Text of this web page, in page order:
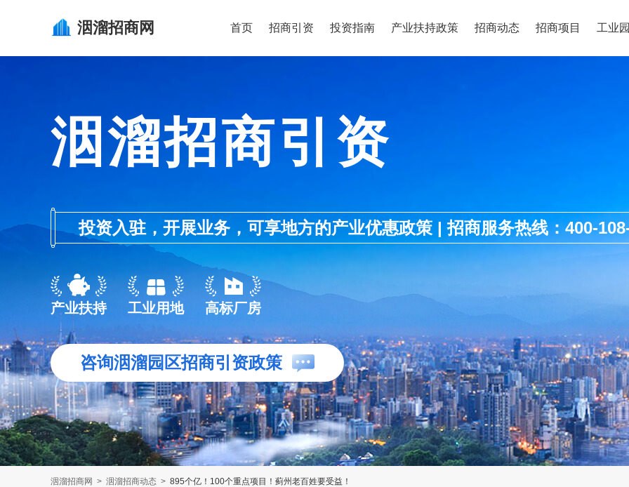
洇溜招商网 首页 招商引资 投资指南 产业扶持政策 招商动态 招商项目 工业
洇溜招商引资
投资入驻，开展业务，可享地方的产业优惠政策 | 招商服务热线：400-
产业扶持 工业用地 高标厂房
咨询洇溜园区招商引资政策
洇溜招商网 > 洇溜招商动态 > 895个亿！100个重点项目！蓟州老百姓要受益！